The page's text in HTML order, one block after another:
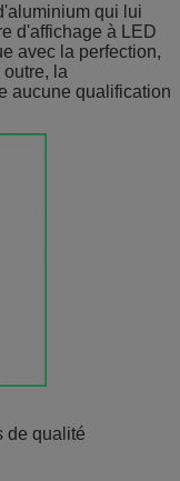
qui lui
d'affichage à LED
avec la perfection,
la
aucune qualification
de qualité